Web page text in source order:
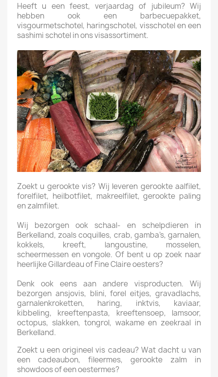
Heeft u een feest, verjaardag of jubileum? Wij
hebben ook een barbecuepakket,
visgourmetschotel, haringschotel, visschotel en een
sashimi schotel in ons visassortiment.
Zoekt u gerookte vis? Wij leveren gerookte aalfilet,
forelfilet, heilbotfilet, makreelfilet, gerookte paling
en zalmfilet.
Wij bezorgen ook schaal- en schelpdieren in
Berkelland, zoals coquilles, crab, gamba’s, garnalen,
kokkels, kreeft, langoustine, mosselen,
scheermessen en vongole. Of bent u op zoek naar
heerlijke Gillardeau of Fine Claire oesters?
Denk ook eens aan andere visproducten. Wij
bezorgen ansjovis, blini, forel eitjes, gravadlachs,
garnalenkroketten, haring, inktvis, kaviaar,
kibbeling, kreeftenpasta, kreeftensoep, lamsoor,
octopus, slakken, tongrol, wakame en zeekraal in
Berkelland.
Zoekt u een origineel vis cadeau? Wat dacht u van
een cadeaubon, fileermes, gerookte zalm in
showdoos of een oestermes?